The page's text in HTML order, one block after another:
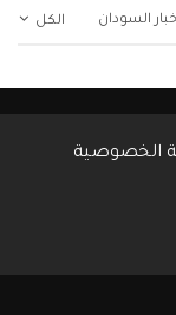
الكل السودان
الخصوصية